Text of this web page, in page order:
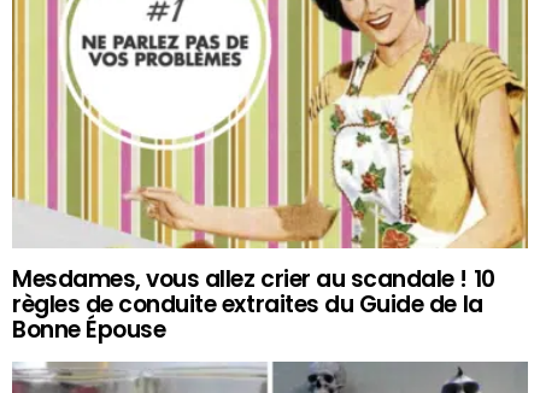
Mesdames, vous allez crier au scandale ! 10
règles de conduite extraites du Guide de la
Bonne Épouse